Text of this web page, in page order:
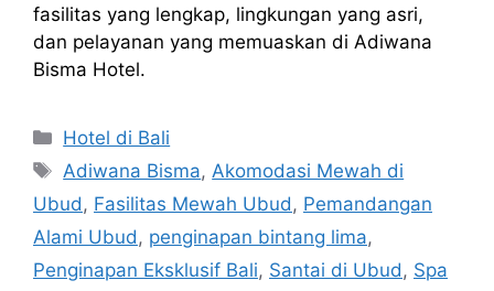
fasilitas yang lengkap, lingkungan yang asri,
dan pelayanan yang memuaskan di Adiwana
Bisma Hotel.
Categories
Hotel di Bali
Tags
Adiwana Bisma,Akomodasi Mewah di
Ubud, Fasilitas Mewah Ubud, Pemandangan
Alami Ubud, penginapan bintang lima,
Penginapan Eksklusif Bali, Santai di Ubud, Spa